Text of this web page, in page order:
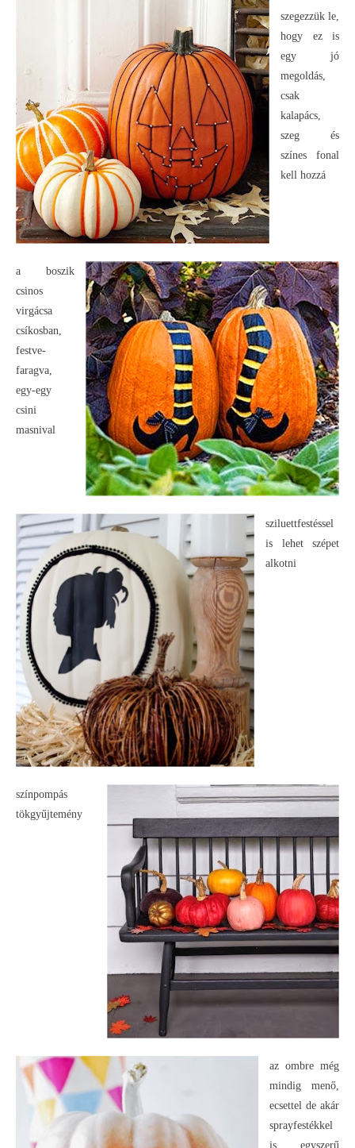
szegezzük le,
hogy ez is
egy jó
megoldás,
csak
kalapács,
szeg és
színes fonal
kell hozzá
a boszik
csinos
virgácsa
csíkosban,
festve-
faragva,
egy-egy
csini
masnival
sziluettfestéssel
is lehet szépet
alkotni
színpompás
tökgyűjtemény
az ombre még
mindig menő,
ecsettel de akár
sprayfestékkel
is egyszerű